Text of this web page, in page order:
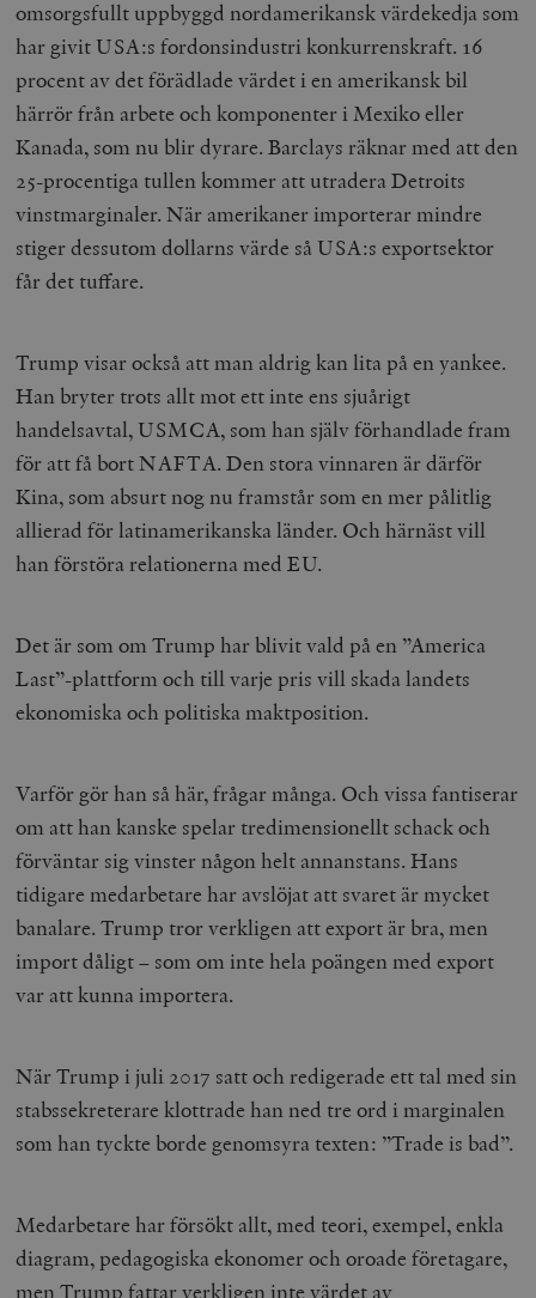
omsorgsfullt uppbyggd nordamerikansk värdekedja som
har givit USA:s fordonsindustri konkurrenskraft. 16
procent av det förädlade värdet i en amerikansk bil
härrör från arbete och komponenter i Mexiko eller
Kanada, som nu blir dyrare. Barclays räknar med att den
25-procentiga tullen kommer att utradera Detroits
vinstmarginaler. När amerikaner importerar mindre
stiger dessutom dollarns värde så USA:s exportsektor
får det tuffare.
Trump visar också att man aldrig kan lita på en yankee.
Han bryter trots allt mot ett inte ens sjuårigt
handelsavtal, USMCA, som han själv förhandlade fram
för att få bort NAFTA. Den stora vinnaren är därför
Kina, som absurt nog nu framstår som en mer pålitlig
allierad för latinamerikanska länder. Och härnäst vill
han förstöra relationerna med EU.
Det är som om Trump har blivit vald på en ”America
Last”-plattform och till varje pris vill skada landets
ekonomiska och politiska maktposition.
Varför gör han så här, frågar många. Och vissa fantiserar
om att han kanske spelar tredimensionellt schack och
förväntar sig vinster någon helt annanstans. Hans
tidigare medarbetare har avslöjat att svaret är mycket
banalare. Trump tror verkligen att export är bra, men
import dåligt – som om inte hela poängen med export
var att kunna importera.
När Trump i juli 2017 satt och redigerade ett tal med sin
stabssekreterare klottrade han ned tre ord i marginalen
som han tyckte borde genomsyra texten: ”Trade is bad”.
Medarbetare har försökt allt, med teori, exempel, enkla
diagram, pedagogiska ekonomer och oroade företagare,
men Trump fattar verkligen inte värdet av